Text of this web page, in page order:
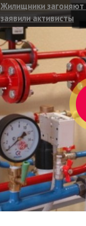
Жилищники
заявили активисты